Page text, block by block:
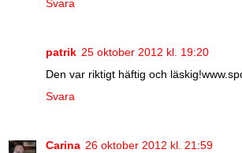
Svara
patrik 25 oktober 2012 kl. 19:20
Den var riktigt häftig och
Svara
Carina 26 oktober 2012 kl. 21:59